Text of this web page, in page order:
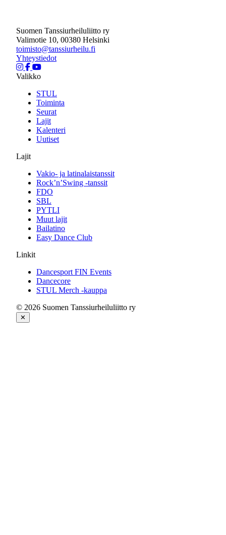
Suomen Tanssiurheiluliitto ry
Valimotie 10, 00380 Helsinki
toimisto@tanssiurheilu.fi
Yhteystiedot
Valikko
STUL
Toiminta
Seurat
Lajit
Kalenteri
Uutiset
Lajit
Vakio- ja latinalaistanssit
Rock’n’Swing -tanssit
FDO
SBL
PYTLI
Muut lajit
Bailatino
Easy Dance Club
Linkit
Dancesport FIN Events
Dancecore
STUL Merch -kauppa
© 2026 Suomen Tanssiurheiluliitto ry
✕